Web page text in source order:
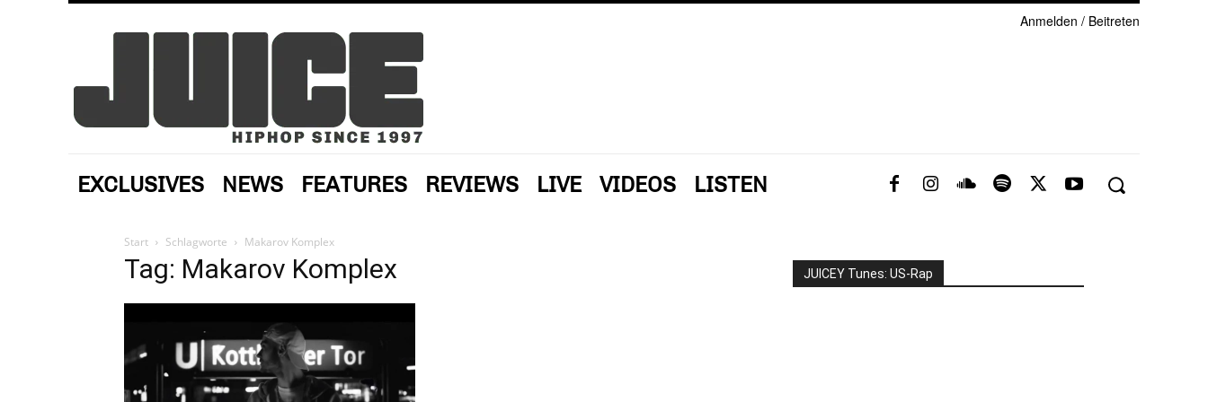
Anmelden / Beitreten
EXCLUSIVES NEWS FEATURES REVIEWS LIVE VIDEOS LISTEN
Start Schlagworte Makarov Komplex
Tag: Makarov Komplex JUICEY Tunes: US-Rap